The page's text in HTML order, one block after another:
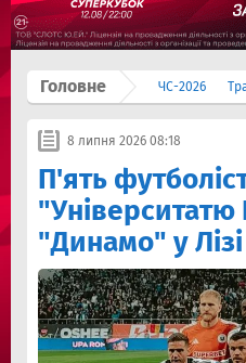
Головне ЧС-2026
8 липня 2026 08:18
П'ять
"Університатю
"Динамо" у